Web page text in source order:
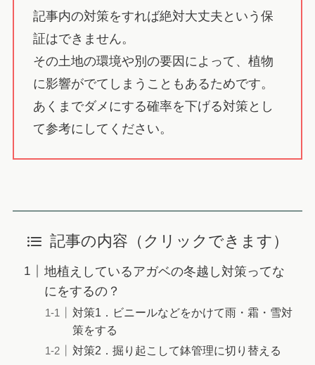
記事内の対策をすれば絶対大丈夫という保
証はできません。
その土地の環境や別の要因によって、植物
に影響がでてしまうこともあるためです。
あくまでダメにする確率を下げる対策とし
て参考にしてください。
記事の内容（クリックできます）
地植えしているアガベの冬越し対策ってな
にをするの？
対策1．ビニールなどをかけて雨・霜・雪対
策をする
対策2．掘り起こして鉢管理に切り替える